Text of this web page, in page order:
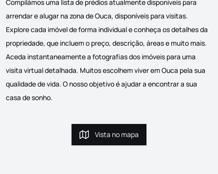
Compilámos uma lista de prédios atualmente disponíveis para
arrendar e alugar na zona de Ouca, disponíveis para visitas.
Explore cada imóvel de forma individual e conheça os detalhes da
propriedade, que incluem o preço, descrição, áreas e muito mais.
Aceda instantaneamente a fotografias dos imóveis para uma
visita virtual detalhada. Muitos escolhem viver em Ouca pela sua
qualidade de vida. O nosso objetivo é ajudar a encontrar a sua
casa de sonho.
Vista no mapa
Vista no mapa